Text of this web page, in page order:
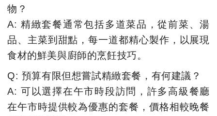
物？
A: 精緻套餐通常包括多道菜品，從前菜、湯
品、主菜到甜點，每一道都精心製作，以展現
食材的鮮美與廚師的烹飪技巧。
Q: 預算有限但想嘗試精緻套餐，有何建議？
A: 可以選擇在午市時段訪問，許多高級餐廳
在午市時提供較為優惠的套餐，價格相較晚餐